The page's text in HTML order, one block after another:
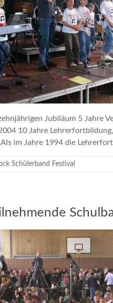
Jubiläum 5 Jahre
10 Jahre
im Jahre 1994 die
Schülerband Festival